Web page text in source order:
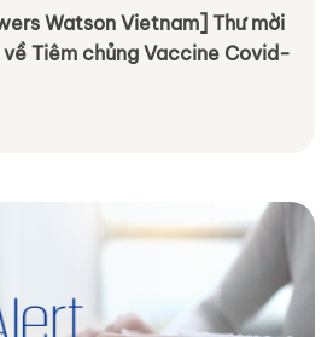
Watson Vietnam] Thư mời
Tiêm chủng Vaccine Covid-